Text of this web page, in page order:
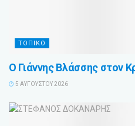
ΤΟΠΙΚΟ
Ο Γιάννης Βλάσσης στον
5 ΑΥΓΟΎΣΤΟΥ 2026